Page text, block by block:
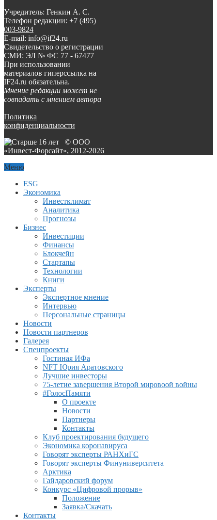
Учредитель: Генкин А. С.
Телефон редакции: +7 (495)
003-9824
E-mail: info@if24.ru
Свидетельство о регистрации
СМИ: ЭЛ № ФС 77 - 67477
При использовании
материалов гиперссылка на
IF24.ru обязательна.
Мнение редакции может не
совпадать с мнением автора
Политика
конфиденциальности
© ООО
«Инвест-Форсайт», 2012-2026
Меню
ESG
Экономика
Инвестклимат
Аналитика
Прогнозы
Бизнес
Инвестиции
Финансы
Блокчейн
Стартапы
Технологии
Книги
Эксперты
Экспертное мнение
Интервью
Персональные страницы
Новости
Новости партнеров
Галерея
Спецпроекты
Гостиная ИФа
NFT Юрия Аратовского
Лучшие инвесторы
75-летие завершения Второй мировоой войны
#ГолосПамяти
О проекте
Новости
Партнеры
Контакты
Клуб проектирования будущего
Экономика коронавируса
Говорят эксперты РАНХиГС
Говорят эксперты Финуниверситета
Арктика
Гайдаровский форум
Конкурс «Цифровой прорыв»
Положение
Заявка/Скачать
Контакты